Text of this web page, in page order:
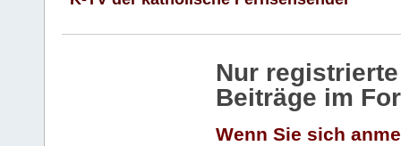
Nur
Beiträge im
Wenn Sie sich